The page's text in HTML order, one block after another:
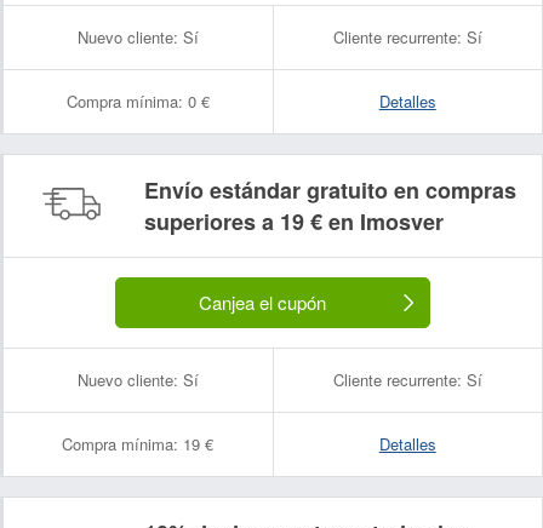
Nuevo cliente: Sí Cliente recurrente: Sí
Compra mínima: 0 € Detalles
Envío estándar gratuito en compras
superiores a 19 € en Imosver
Canjea el cupón
Nuevo cliente: Sí Cliente recurrente: Sí
Compra mínima: 19 € Detalles